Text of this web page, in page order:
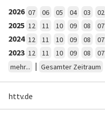
2026 07 06 05 04 03 02
2025 12 11 10 09 08 07
2024 12 11 10 09 08 07
2023 12 11 10 09 08 07
mehr...
| Gesamter Zeitraum
httv.de